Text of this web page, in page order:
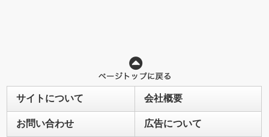
サイトについて 会社概要
お問い合わせ 広告について